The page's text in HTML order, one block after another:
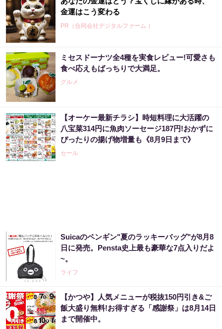
金運はこう変わる
PR（合同会社デジタルファーム ）
ミセスドーナツ全4種を実食レビュー!可愛さも
食べ応えもばっちりで大満足。
グルメ
【オーケー最新チラシ】時短料理に大活躍の
八宝菜314円に魚肉ソーセージ187円!おかずに
ぴったりの揚げ物増量も《8月9日まで》
セール
Suicaのペンギン"夏のラッキーバッグ"が8月8
日に発売。Pensta史上最も豪華な7点入りだよ
~。
ライフ
【かつや】人気メニューが税抜150円引き&ご
飯大盛り無料!お得すぎる「感謝祭」は8月14日
まで開催中。